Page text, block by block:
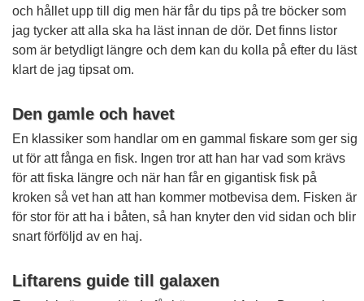
och hållet upp till dig men här får du tips på tre böcker som
jag tycker att alla ska ha läst innan de dör. Det finns listor
som är betydligt längre och dem kan du kolla på efter du läst
klart de jag tipsat om.
Den gamle och havet
En klassiker som handlar om en gammal fiskare som ger sig
ut för att fånga en fisk. Ingen tror att han har vad som krävs
för att fiska längre och när han får en gigantisk fisk på
kroken så vet han att han kommer motbevisa dem. Fisken är
för stor för att ha i båten, så han knyter den vid sidan och blir
snart förföljd av en haj.
Liftarens guide till galaxen